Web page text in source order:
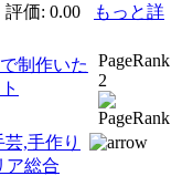
価: 0.00
もっと詳
制作いた
PageRank
2
芸,手作り
ア総合